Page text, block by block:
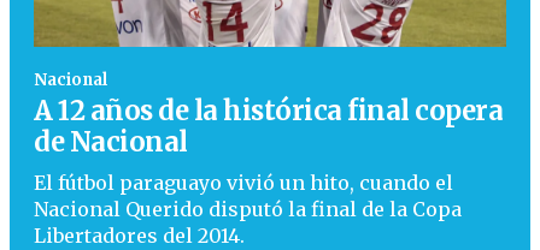
Nacional
A 12 años de la histórica final copera
de Nacional
El fútbol paraguayo vivió un hito, cuando el
Nacional Querido disputó la final de la Copa
Libertadores del 2014.